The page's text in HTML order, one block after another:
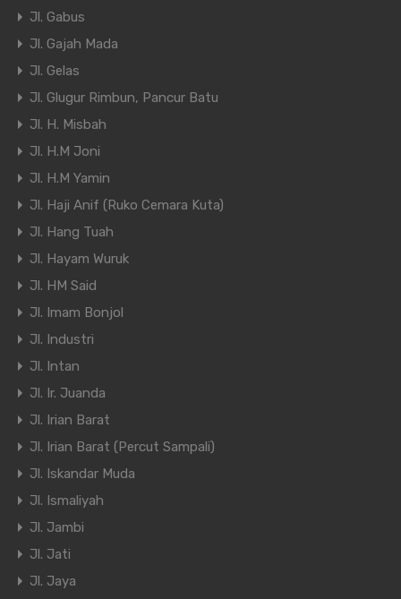
Jl. Gabus
Jl. Gajah Mada
Jl. Gelas
Jl. Glugur Rimbun, Pancur Batu
Jl. H. Misbah
Jl. H.M Joni
Jl. H.M Yamin
Jl. Haji Anif (Ruko Cemara Kuta)
Jl. Hang Tuah
Jl. Hayam Wuruk
Jl. HM Said
Jl. Imam Bonjol
Jl. Industri
Jl. Intan
Jl. Ir. Juanda
Jl. Irian Barat
Jl. Irian Barat (Percut Sampali)
Jl. Iskandar Muda
Jl. Ismaliyah
Jl. Jambi
Jl. Jati
Jl. Jaya